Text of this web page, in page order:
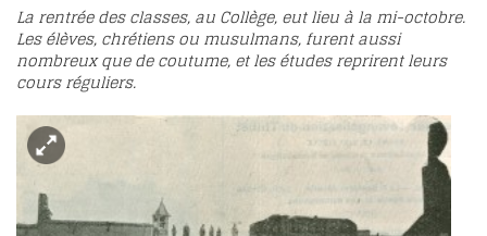
La rentrée des classes, au Collège, eut lieu à la mi-octobre.
Les élèves, chrétiens ou musulmans, furent aussi
nombreux que de coutume, et les études reprirent leurs
cours réguliers.